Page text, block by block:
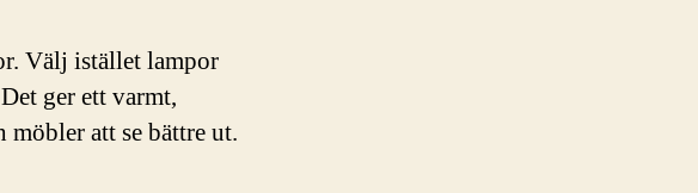
Välj istället lampor
ger ett varmt,
att se bättre ut.